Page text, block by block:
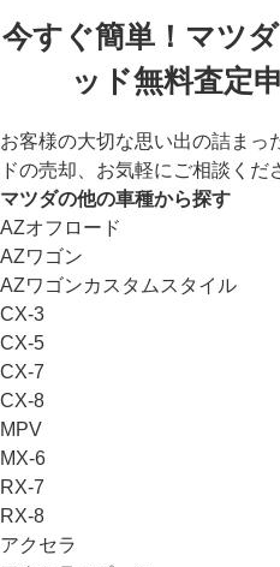
今すぐ簡単！マツ
ッド無料査定
お客様の大切な思い出の詰まっ
ドの売却、お気軽にご相談くだ
マツダの他の車種から探す
AZオフロード
AZワゴン
AZワゴンカスタムスタイル
CX-3
CX-5
CX-7
CX-8
MPV
MX-6
RX-7
RX-8
アクセラ